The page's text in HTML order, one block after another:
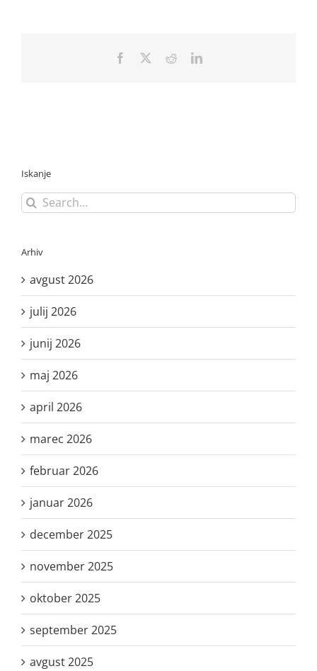
Facebook RedditLinkedIn
Iskanje
Search
for:
Arhiv
avgust 2026
julij 2026
junij 2026
maj 2026
april 2026
marec 2026
februar 2026
januar 2026
december 2025
november 2025
oktober 2025
september 2025
avgust 2025